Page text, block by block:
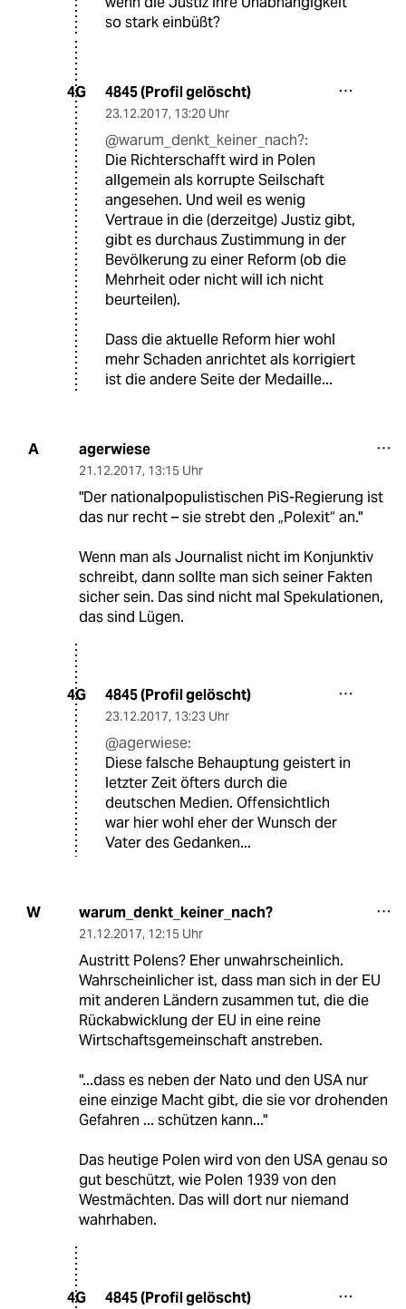
so stark einbüßt?
4G 4845 (Profil gelöscht)
23.12.2017, 13:20 Uhr
@warum_denkt_keiner_nach?:
Die Richterschafft wird in Polen
allgemein als korrupte Seilschaft
angesehen. Und weil es wenig
Vertraue in die (derzeitge) Justiz gibt,
gibt es durchaus Zustimmung in der
Bevölkerung zu einer Reform (ob die
Mehrheit oder nicht will ich nicht
beurteilen).
Dass die aktuelle Reform hier wohl
mehr Schaden anrichtet als korrigiert
ist die andere Seite der Medaille...
A agerwiese
21.12.2017, 13:15 Uhr
"Der nationalpopulistischen PiS-Regierung ist
das nur recht – sie strebt den „Polexit“ an."
Wenn man als Journalist nicht im Konjunktiv
schreibt, dann sollte man sich seiner Fakten
sicher sein. Das sind nicht mal Spekulationen,
das sind Lügen.
4G 4845 (Profil gelöscht)
23.12.2017, 13:23 Uhr
@agerwiese:
Diese falsche Behauptung geistert in
letzter Zeit öfters durch die
deutschen Medien. Offensichtlich
war hier wohl eher der Wunsch der
Vater des Gedanken...
W warum_denkt_keiner_nach?
21.12.2017, 12:15 Uhr
Austritt Polens? Eher unwahrscheinlich.
Wahrscheinlicher ist, dass man sich in der EU
mit anderen Ländern zusammen tut, die die
Rückabwicklung der EU in eine reine
Wirtschaftsgemeinschaft anstreben.
"...dass es neben der Nato und den USA nur
eine einzige Macht gibt, die sie vor drohenden
Gefahren ... schützen kann..."
Das heutige Polen wird von den USA genau so
gut beschützt, wie Polen 1939 von den
Westmächten. Das will dort nur niemand
wahrhaben.
4G 4845 (Profil gelöscht)